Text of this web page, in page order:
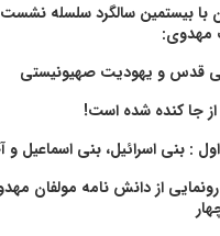
با بیستمین سالگرد سلسله
مهدوی:‌
قدس و یهودیت صهیونیستی
جا کنده شده است!
: بنی اسرائیل، بنی اسماعیل و
از دانش نامه مولفان